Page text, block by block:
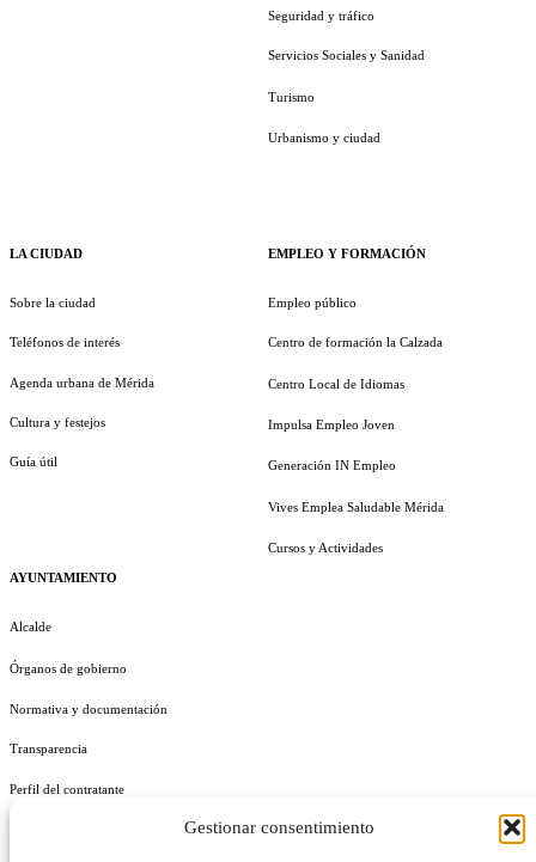
Gestionar consentimiento
LA CIUDAD
Sobre la ciudad
Teléfonos de interés
Agenda urbana de Mérida
Cultura y festejos
Guía útil
AYUNTAMIENTO
Alcalde
Órganos de gobierno
Normativa y documentación
Transparencia
Perfil del contratante
Seguridad y tráfico
Servicios Sociales y Sanidad
Turismo
Urbanismo y ciudad
EMPLEO Y FORMACIÓN
Empleo público
Centro de formación la Calzada
Centro Local de Idiomas
Impulsa Empleo Joven
Generación IN Empleo
Vives Emplea Saludable Mérida
Cursos y Actividades